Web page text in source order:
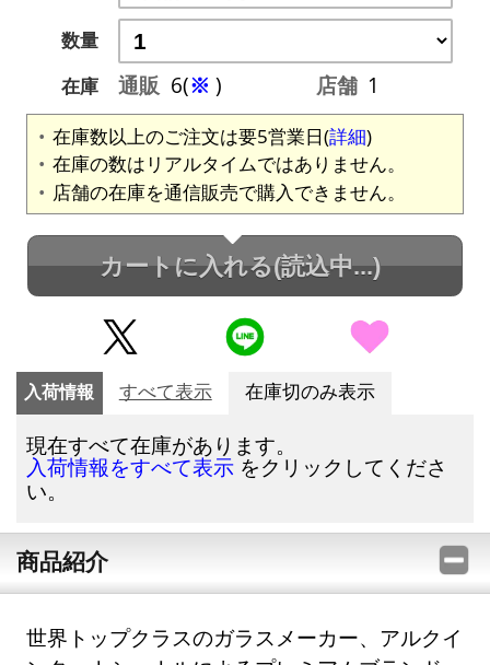
数量
在庫
通販 6(※ ) 店舗 1
在庫数以上のご注文は要5営業日(詳細)
在庫の数はリアルタイムではありません。
店舗の在庫を通信販売で購入できません。
カートに入れる(読込中...)
入荷情報 すべて表示 在庫切のみ表示
現在すべて在庫があります。
入荷情報をすべて表示 をクリックしてくださ
い。
商品紹介
世界トップクラスのガラスメーカー、アルクイ